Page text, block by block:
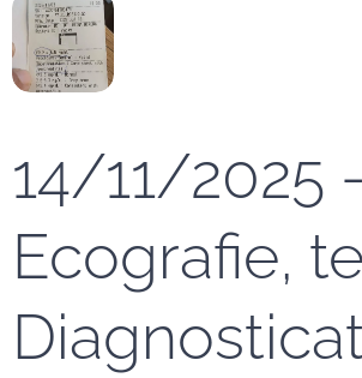
14/11/2025 -
Ecografie,